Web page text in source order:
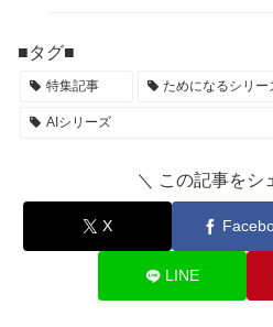
■タグ■
特集記事 ためになるシリー
AIシリーズ
＼ この記事をシ
X
LINE